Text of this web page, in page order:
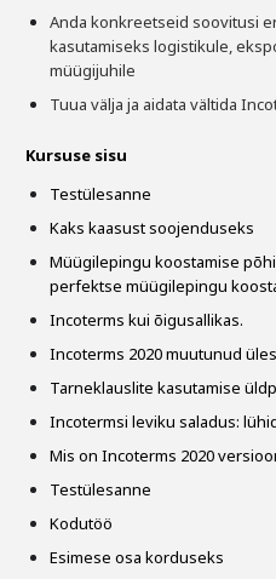
Anda konkreetseid soovitusi
kasutamiseks logistikule,
müügijuhile
Tuua välja ja aidata vältida
Kursuse sisu
Testülesanne
Kaks kaasust soojenduseks
Müügilepingu koostamise
perfektse müügilepingu
Incoterms kui õigusallikas.
Incoterms 2020 muutunud
Tarneklauslite kasutamise
Incotermsi leviku saladus:
Mis on Incoterms 2020
Testülesanne
Kodutöö
Esimese osa korduseks